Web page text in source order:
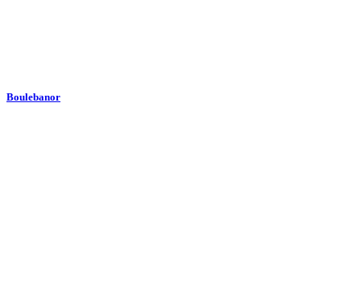
Boulebanor